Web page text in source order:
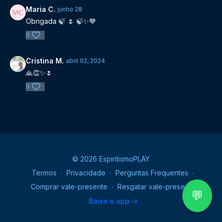
💬
Maria C. junho 28
Obrigada 🍃 🌷 🍃✨️💙
0
Cristina M. abril 02, 2024
🙏👏✨️🌷
0
© 2026 EspiritismoPLAY
Termos ∙ Privacidade ∙ Perguntas Frequentes ∙
Comprar vale-presente ∙ Resgatar vale-presente
Baixe o app ->